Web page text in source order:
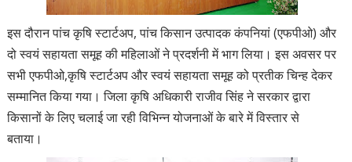
इस दौरान पांच कृषि स्टार्टअप, पांच किसान उत्पादक कंपनियां (एफपीओ) और
दो स्वयं सहायता समूह की महिलाओं ने प्रदर्शनी में भाग लिया। इस अवसर पर
सभी एफपीओ,कृषि स्टार्टअप और स्वयं सहायता समूह को प्रतीक चिन्ह देकर
सम्मानित किया गया। जिला कृषि अधिकारी राजीव सिंह ने सरकार द्वारा
किसानों के लिए चलाई जा रही विभिन्न योजनाओं के बारे में विस्तार से
बताया।